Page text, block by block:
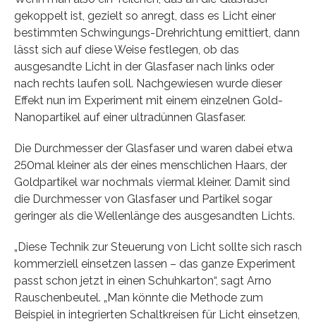
gekoppelt ist, gezielt so anregt, dass es Licht einer
bestimmten Schwingungs-Drehrichtung emittiert, dann
lässt sich auf diese Weise festlegen, ob das
ausgesandte Licht in der Glasfaser nach links oder
nach rechts laufen soll. Nachgewiesen wurde dieser
Effekt nun im Experiment mit einem einzelnen Gold-
Nanopartikel auf einer ultradünnen Glasfaser.
Die Durchmesser der Glasfaser und waren dabei etwa
250mal kleiner als der eines menschlichen Haars, der
Goldpartikel war nochmals viermal kleiner. Damit sind
die Durchmesser von Glasfaser und Partikel sogar
geringer als die Wellenlänge des ausgesandten Lichts.
„Diese Technik zur Steuerung von Licht sollte sich rasch
kommerziell einsetzen lassen – das ganze Experiment
passt schon jetzt in einen Schuhkarton“, sagt Arno
Rauschenbeutel. „Man könnte die Methode zum
Beispiel in integrierten Schaltkreisen für Licht einsetzen,